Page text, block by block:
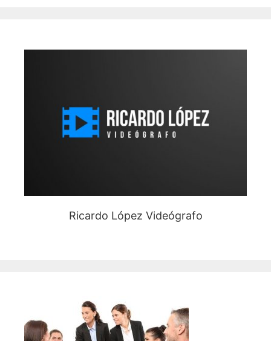
Ricardo López Videógrafo